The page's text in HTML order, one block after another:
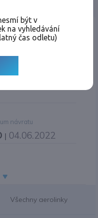
návratu
| 04.06.2022
Všechny aerolinky
být v
na vyhledávání
čas odletu)